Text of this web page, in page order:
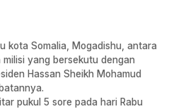
kota Somalia, Mogadishu, antara
yang bersekutu dengan
Hassan Sheikh Mohamud
pukul 5 sore pada hari Rabu